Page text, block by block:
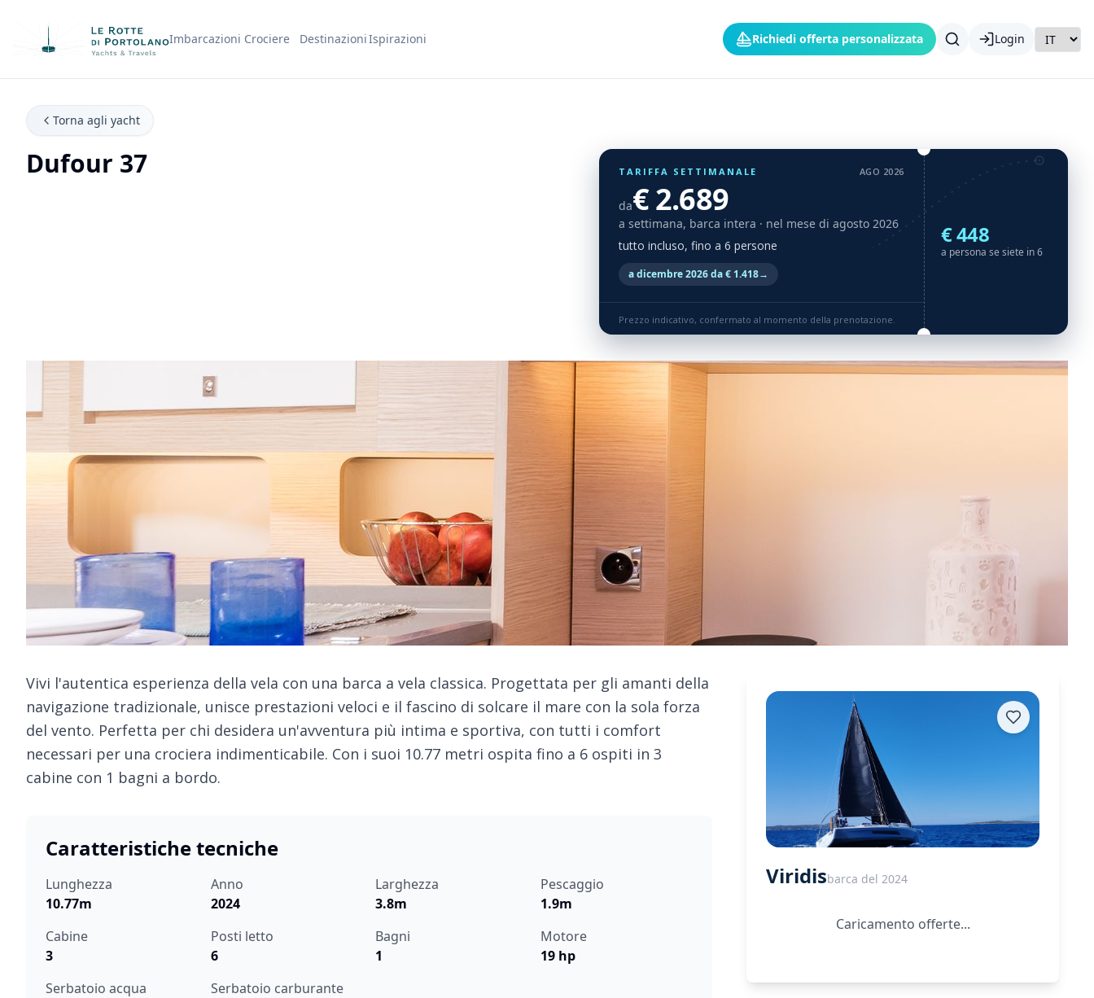
Nome Azienda Imbarcazioni Crociere DestinazioniIspirazioni Richiedi offerta personalizzata Login
Torna agli yacht
Dufour 37 TARIFFA SETTIMANALE AGO 2026
da€ 2.689
a settimana, barca intera · nel mese di agosto 2026
tutto incluso, fino a 6 persone
a dicembre 2026 da € 1.418→
Prezzo indicativo, confermato al momento della prenotazione.
€ 448
a persona se siete in 6
Vivi l'autentica esperienza della vela con una barca a vela classica. Progettata per gli amanti della
navigazione tradizionale, unisce prestazioni veloci e il fascino di solcare il mare con la sola forza
del vento. Perfetta per chi desidera un'avventura più intima e sportiva, con tutti i comfort
necessari per una crociera indimenticabile. Con i suoi 10.77 metri ospita fino a 6 ospiti in 3
cabine con 1 bagni a bordo.
Caratteristiche tecniche
Lunghezza
10.77m
Anno
2024
Larghezza
3.8m
Pescaggio
1.9m
Cabine
3
Posti letto
6
Bagni
1
Motore
19 hp
Serbatoio acqua
Serbatoio carburante
Viridisbarca del 2024
Caricamento offerte...